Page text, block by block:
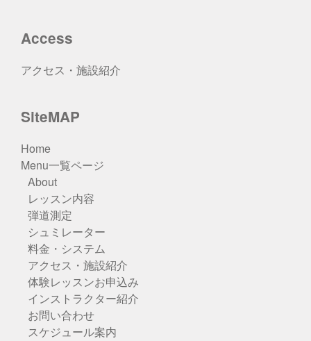
Access
アクセス・施設紹介
SiteMAP
Home
Menu一覧ページ
About
レッスン内容
弾道測定
シュミレーター
料金・システム
アクセス・施設紹介
体験レッスンお申込み
インストラクター紹介
お問い合わせ
スケジュール案内